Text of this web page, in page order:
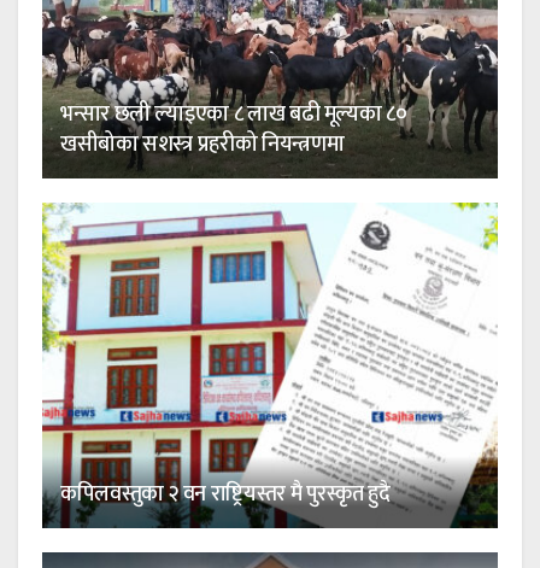
भन्सार छली ल्याइएका ८ लाख बढी मूल्यका ८०
खसीबोका सशस्त्र प्रहरीको नियन्त्रणमा
कपिलवस्तुका २ वन राष्ट्रियस्तर मै पुरस्कृत हुदै